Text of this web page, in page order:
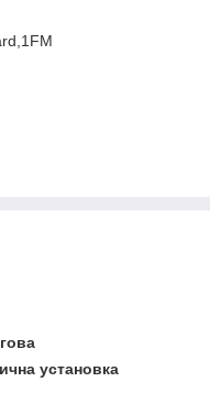
установка